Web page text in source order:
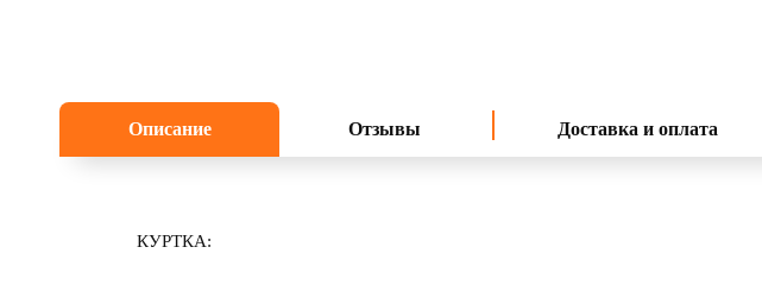
Описание Отзывы Доставка и оплата
КУРТКА: